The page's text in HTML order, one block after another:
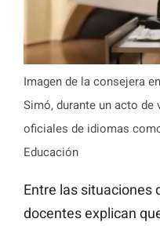
Imagen de la consejera
Simó, durante un acto
oficiales de idiomas
Educación
Entre las situaciones
docentes explican